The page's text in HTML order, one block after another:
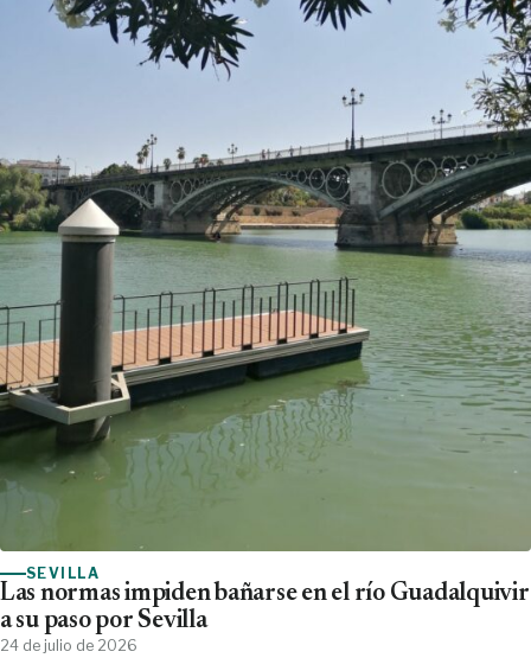
SEVILLA
Las normas impiden bañarse en el río Guadalquivir
a su paso por Sevilla
24 de julio de 2026